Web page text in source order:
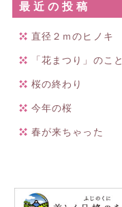
最近の投稿
直径２ｍのヒノキ
「花まつり」のこと
桜の終わり
今年の桜
春が来ちゃった